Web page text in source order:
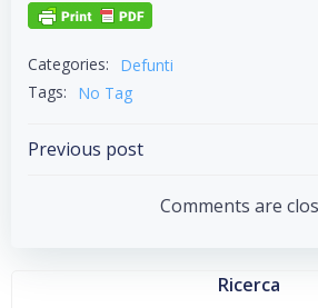
Categories:
Defunti
Tags:
No Tag
Post
navigation
Previous post
Comments are
Ricerca